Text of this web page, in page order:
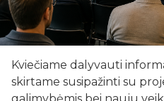
Kviečiame dalyvauti
skirtame susipažinti su